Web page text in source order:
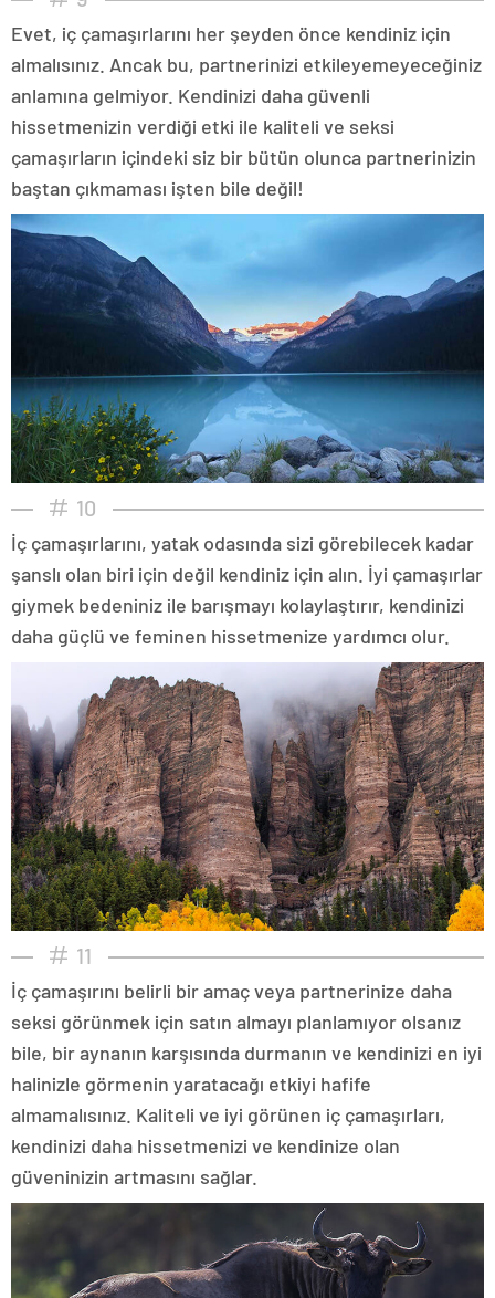
Evet, iç çamaşırlarını her şeyden önce kendiniz için
almalısınız. Ancak bu, partnerinizi etkileyemeyeceğiniz
anlamına gelmiyor. Kendinizi daha güvenli
hissetmenizin verdiği etki ile kaliteli ve seksi
çamaşırların içindeki siz bir bütün olunca partnerinizin
baştan çıkmaması işten bile değil!
10
İç çamaşırlarını, yatak odasında sizi görebilecek kadar
şanslı olan biri için değil kendiniz için alın. İyi çamaşırlar
giymek bedeniniz ile barışmayı kolaylaştırır, kendinizi
daha güçlü ve feminen hissetmenize yardımcı olur.
11
İç çamaşırını belirli bir amaç veya partnerinize daha
seksi görünmek için satın almayı planlamıyor olsanız
bile, bir aynanın karşısında durmanın ve kendinizi en iyi
halinizle görmenin yaratacağı etkiyi hafife
almamalısınız. Kaliteli ve iyi görünen iç çamaşırları,
kendinizi daha hissetmenizi ve kendinize olan
güveninizin artmasını sağlar.